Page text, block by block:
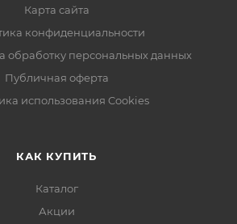
Карта сайта
конфиденциальности
обработку персональных данных
Публичная оферта
использования Cookies
КАК КУПИТЬ
Каталог
Акции